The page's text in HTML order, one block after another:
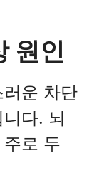
원인
운 차단
다. 뇌
로 두